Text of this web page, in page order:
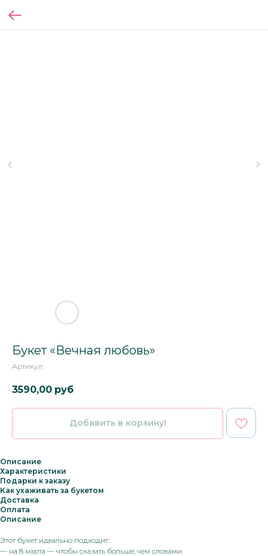
Букет «Вечная любовь»
Артикул:
3590,00 руб
Добавить в корзину!
Описание
Характеристики
Подарки к заказу
Как ухаживать за букетом
Доставка
Оплата
Описание
Этот букет идеально подходит:
— на 8 марта — чтобы сказать больше, чем словами